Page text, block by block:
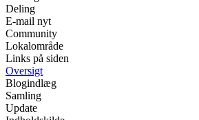
Deling
E-mail nyt
Community
Lokalområde
Links på siden
Oversigt
Blogindlæg
Samling
Update